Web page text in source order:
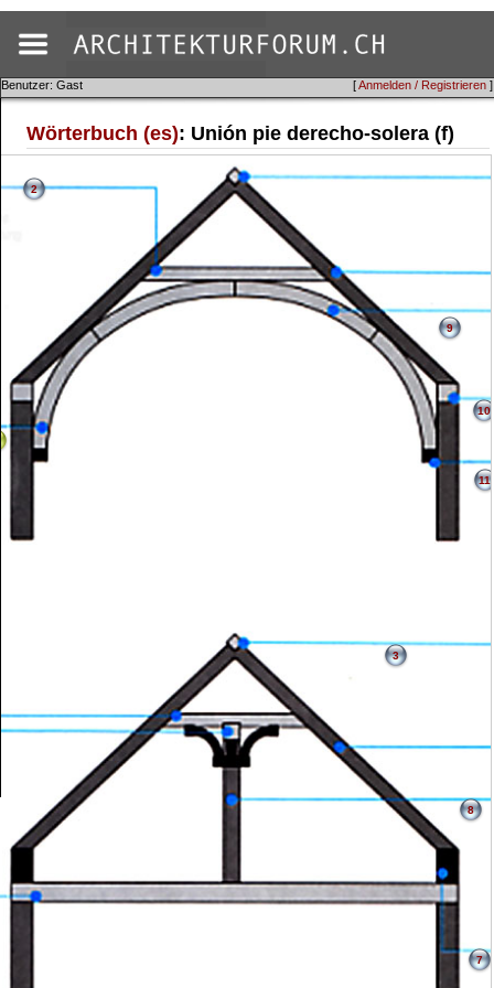
[Anmelden / Registrieren ]
Benutzer: Gast
Wörterbuch (es): Unión pie derecho-solera (f)
2
3
7
8
9
10
11